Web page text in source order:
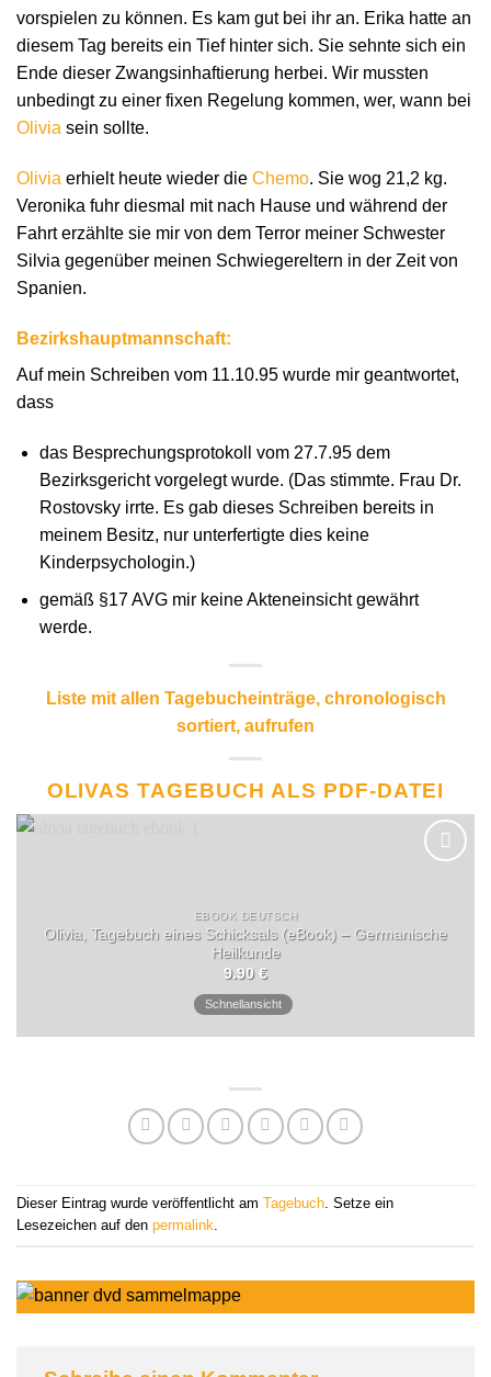
vorspielen zu können. Es kam gut bei ihr an. Erika hatte an
diesem Tag bereits ein Tief hinter sich. Sie sehnte sich ein
Ende dieser Zwangsinhaftierung herbei. Wir mussten
unbedingt zu einer fixen Regelung kommen, wer, wann bei
Olivia sein sollte.
Olivia erhielt heute wieder die Chemo. Sie wog 21,2 kg.
Veronika fuhr diesmal mit nach Hause und während der
Fahrt erzählte sie mir von dem Terror meiner Schwester
Silvia gegenüber meinen Schwiegereltern in der Zeit von
Spanien.
Bezirkshauptmannschaft:
Auf mein Schreiben vom 11.10.95 wurde mir geantwortet,
dass
das Besprechungsprotokoll vom 27.7.95 dem
Bezirksgericht vorgelegt wurde. (Das stimmte. Frau Dr.
Rostovsky irrte. Es gab dieses Schreiben bereits in
meinem Besitz, nur unterfertigte dies keine
Kinderpsychologin.)
gemäß §17 AVG mir keine Akteneinsicht gewährt
werde.
Liste mit allen Tagebucheinträge, chronologisch
sortiert, aufrufen
OLIVAS TAGEBUCH ALS PDF-DATEI
EBOOK DEUTSCH
Olivia, Tagebuch eines Schicksals (eBook) – Germanische
Heilkunde
9.90 €
Schnellansicht
Dieser Eintrag wurde veröffentlicht am Tagebuch. Setze ein
Lesezeichen auf den permalink.